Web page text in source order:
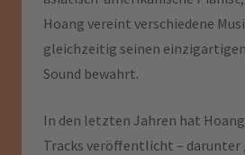
Hoang vereint verschiedene
gleichzeitig seinen
Sound bewahrt.
In den letzten Jahren hat
Tracks veröffentlicht – darunter